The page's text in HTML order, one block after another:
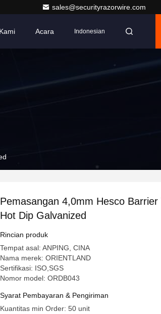
sales@securityrazorwire.com
Acara Indonesian
Pemasangan 4,0mm Hesco Barrier
Hot Dip Galvanized
Rincian produk
Tempat asal: ANPING, CINA
Nama merek: ORIENTLAND
Sertifikasi: ISO,SGS
Nomor model: ORDB043
Syarat Pembayaran & Pengiriman
Kuantitas min Order: 50 unit